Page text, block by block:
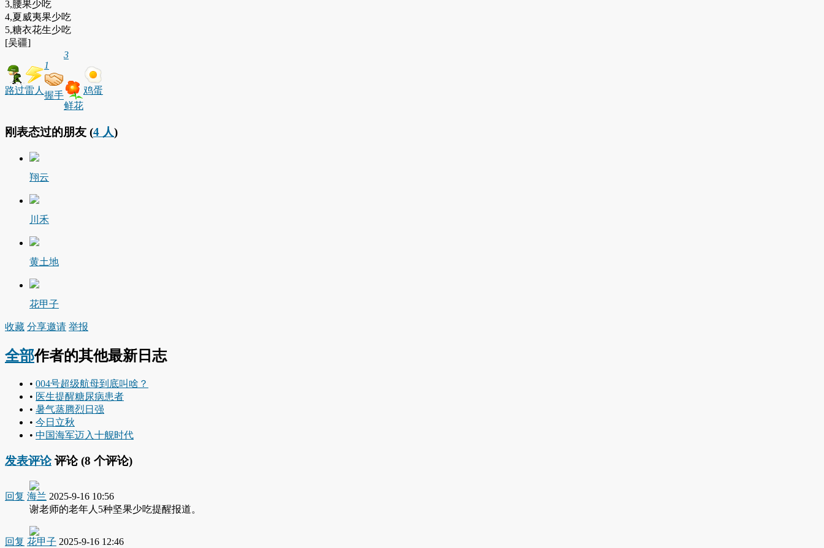
3,腰果少吃
4,夏威夷果少吃
5,糖衣花生少吃
[吴疆]
路过雷人
1
握手
3
鲜花
鸡蛋
刚表态过的朋友 (4 人)
翔云
川禾
黄土地
花甲子
收藏 分享邀请 举报
全部作者的其他最新日志
• 004号超级航母到底叫啥？
• 医生提醒糖尿病患者
• 暑气蒸腾烈日强
• 今日立秋
• 中国海军迈入十舰时代
发表评论评论 (8 个评论)
回复 海兰 2025-9-16 10:56
谢老师的老年人5种坚果少吃提醒报道。
回复 花甲子 2025-9-16 12:46